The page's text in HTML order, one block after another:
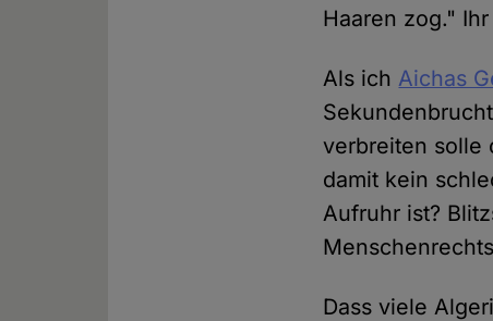
Haaren zog."
Als ichAichas
verbreiten solle
damit kein
Aufruhr ist?
Dass viele